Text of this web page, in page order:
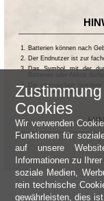
Batterien können nach
Der Endnutzer ist zur
Das Symbol mit der
Die chemischen
Cadmium und Blei.
Cookies
Wir verwenden
Funktionen für
auf unsere
Informationen zu
soziale Medien,
rein technische
gewährleisten, dies